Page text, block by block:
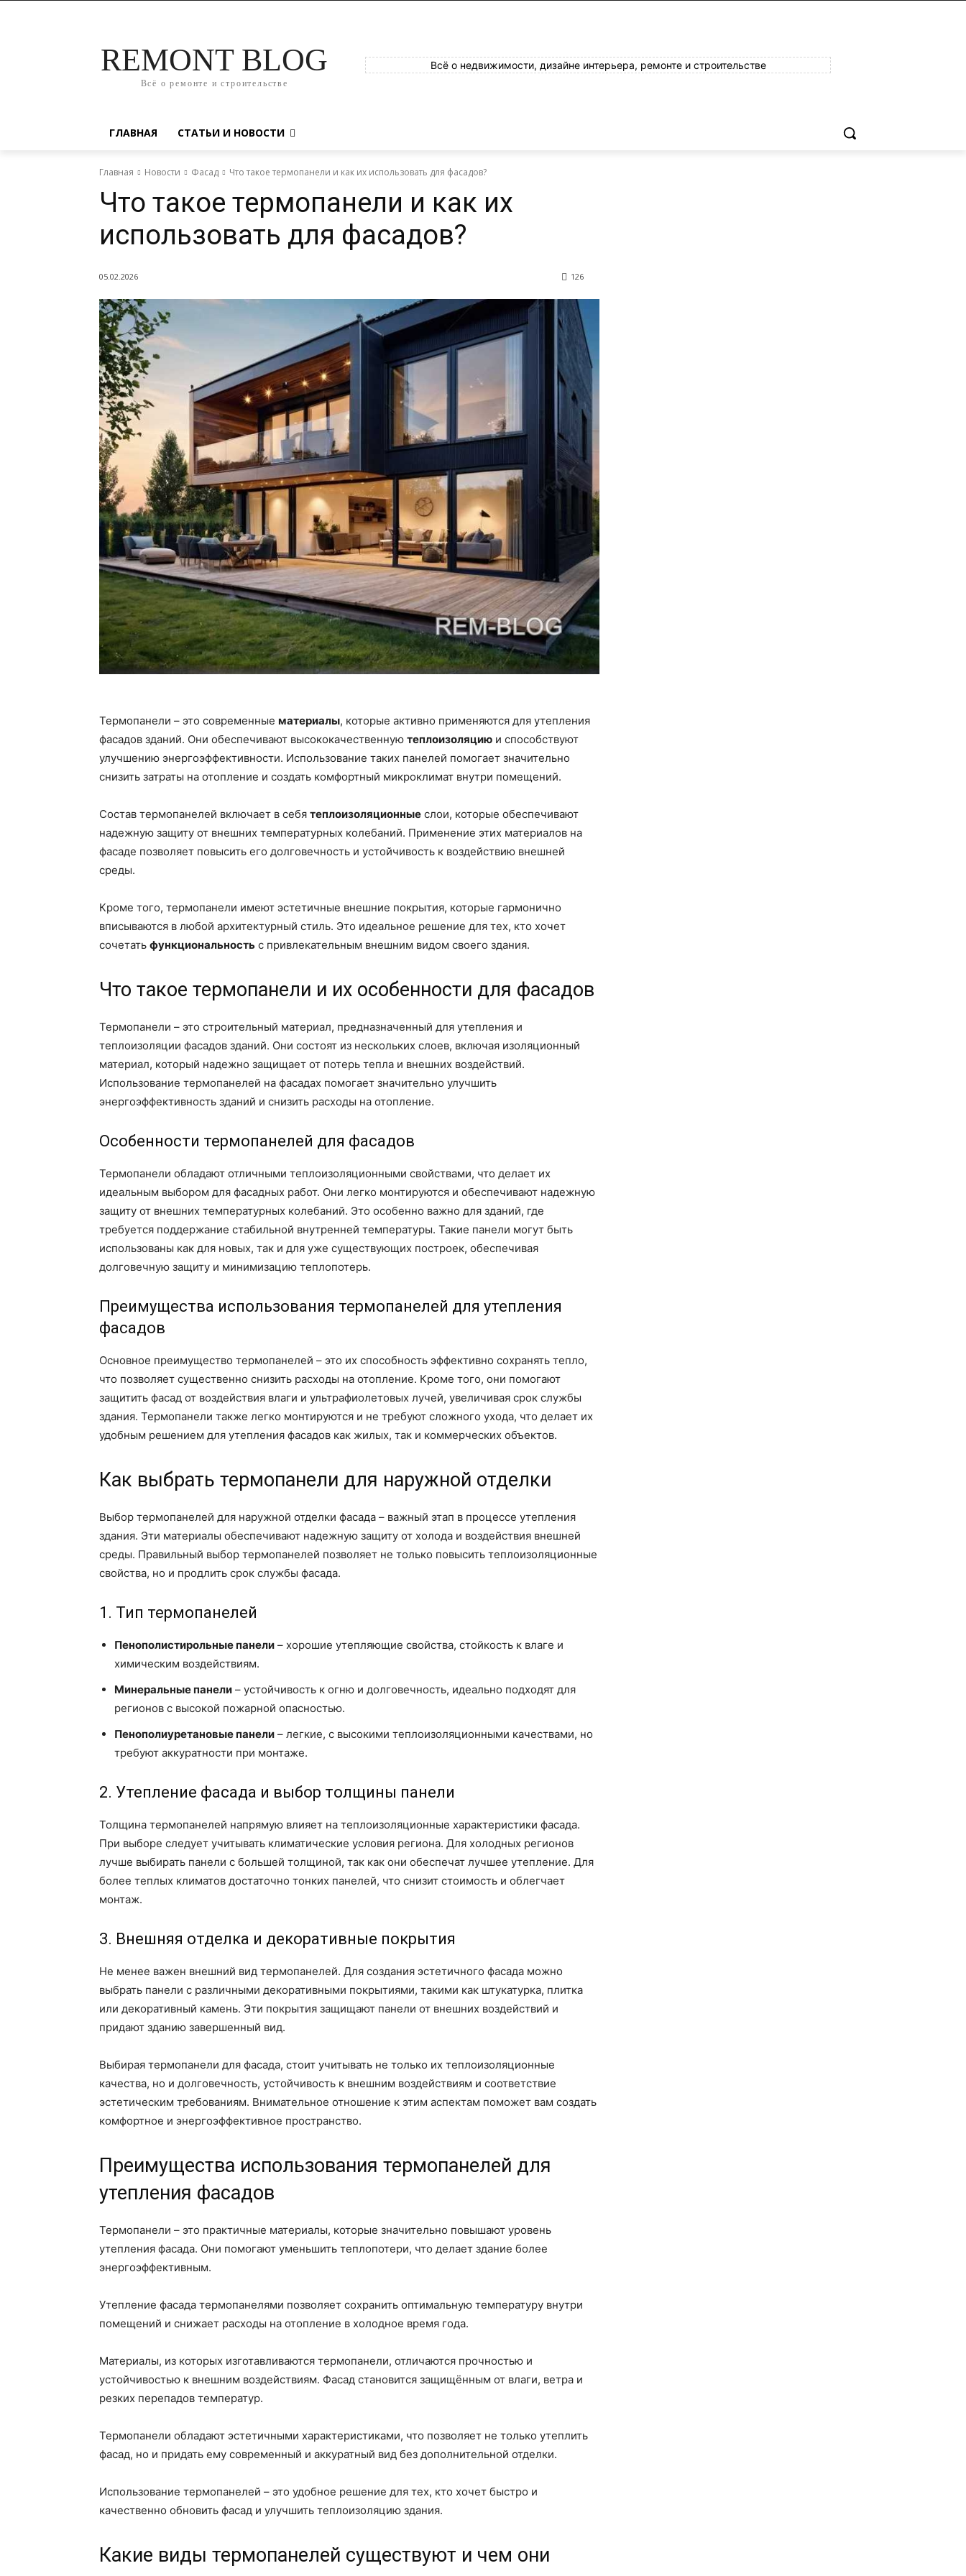
REMONT BLOG
Всё о ремонте и строительстве
Всё о недвижимости, дизайне интерьера, ремонте и строительстве
ГЛАВНАЯ СТАТЬИ И НОВОСТИ
Главная Новости Фасад Что такое термопанели и как их использовать для фасадов?
Что такое термопанели и как их
использовать для фасадов?
05.02.2026 126
Термопанели – это современные материалы, которые активно применяются для утепления
фасадов зданий. Они обеспечивают высококачественную теплоизоляцию и способствуют
улучшению энергоэффективности. Использование таких панелей помогает значительно
снизить затраты на отопление и создать комфортный микроклимат внутри помещений.
Состав термопанелей включает в себя теплоизоляционные слои, которые обеспечивают
надежную защиту от внешних температурных колебаний. Применение этих материалов на
фасаде позволяет повысить его долговечность и устойчивость к воздействию внешней
среды.
Кроме того, термопанели имеют эстетичные внешние покрытия, которые гармонично
вписываются в любой архитектурный стиль. Это идеальное решение для тех, кто хочет
сочетать функциональность с привлекательным внешним видом своего здания.
Что такое термопанели и их особенности для фасадов
Термопанели – это строительный материал, предназначенный для утепления и
теплоизоляции фасадов зданий. Они состоят из нескольких слоев, включая изоляционный
материал, который надежно защищает от потерь тепла и внешних воздействий.
Использование термопанелей на фасадах помогает значительно улучшить
энергоэффективность зданий и снизить расходы на отопление.
Особенности термопанелей для фасадов
Термопанели обладают отличными теплоизоляционными свойствами, что делает их
идеальным выбором для фасадных работ. Они легко монтируются и обеспечивают надежную
защиту от внешних температурных колебаний. Это особенно важно для зданий, где
требуется поддержание стабильной внутренней температуры. Такие панели могут быть
использованы как для новых, так и для уже существующих построек, обеспечивая
долговечную защиту и минимизацию теплопотерь.
Преимущества использования термопанелей для утепления
фасадов
Основное преимущество термопанелей – это их способность эффективно сохранять тепло,
что позволяет существенно снизить расходы на отопление. Кроме того, они помогают
защитить фасад от воздействия влаги и ультрафиолетовых лучей, увеличивая срок службы
здания. Термопанели также легко монтируются и не требуют сложного ухода, что делает их
удобным решением для утепления фасадов как жилых, так и коммерческих объектов.
Как выбрать термопанели для наружной отделки
Выбор термопанелей для наружной отделки фасада – важный этап в процессе утепления
здания. Эти материалы обеспечивают надежную защиту от холода и воздействия внешней
среды. Правильный выбор термопанелей позволяет не только повысить теплоизоляционные
свойства, но и продлить срок службы фасада.
1. Тип термопанелей
Пенополистирольные панели – хорошие утепляющие свойства, стойкость к влаге и
химическим воздействиям.
Минеральные панели – устойчивость к огню и долговечность, идеально подходят для
регионов с высокой пожарной опасностью.
Пенополиуретановые панели – легкие, с высокими теплоизоляционными качествами, но
требуют аккуратности при монтаже.
2. Утепление фасада и выбор толщины панели
Толщина термопанелей напрямую влияет на теплоизоляционные характеристики фасада.
При выборе следует учитывать климатические условия региона. Для холодных регионов
лучше выбирать панели с большей толщиной, так как они обеспечат лучшее утепление. Для
более теплых климатов достаточно тонких панелей, что снизит стоимость и облегчает
монтаж.
3. Внешняя отделка и декоративные покрытия
Не менее важен внешний вид термопанелей. Для создания эстетичного фасада можно
выбрать панели с различными декоративными покрытиями, такими как штукатурка, плитка
или декоративный камень. Эти покрытия защищают панели от внешних воздействий и
придают зданию завершенный вид.
Выбирая термопанели для фасада, стоит учитывать не только их теплоизоляционные
качества, но и долговечность, устойчивость к внешним воздействиям и соответствие
эстетическим требованиям. Внимательное отношение к этим аспектам поможет вам создать
комфортное и энергоэффективное пространство.
Преимущества использования термопанелей для
утепления фасадов
Термопанели – это практичные материалы, которые значительно повышают уровень
утепления фасада. Они помогают уменьшить теплопотери, что делает здание более
энергоэффективным.
Утепление фасада термопанелями позволяет сохранить оптимальную температуру внутри
помещений и снижает расходы на отопление в холодное время года.
Материалы, из которых изготавливаются термопанели, отличаются прочностью и
устойчивостью к внешним воздействиям. Фасад становится защищённым от влаги, ветра и
резких перепадов температур.
Термопанели обладают эстетичными характеристиками, что позволяет не только утеплить
фасад, но и придать ему современный и аккуратный вид без дополнительной отделки.
Использование термопанелей – это удобное решение для тех, кто хочет быстро и
качественно обновить фасад и улучшить теплоизоляцию здания.
Какие виды термопанелей существуют и чем они